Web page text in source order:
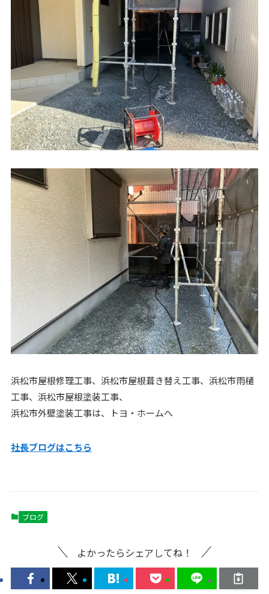
浜松市屋根修理工事、浜松市屋根葺き替え工事、浜松市雨樋
工事、浜松市屋根塗装工事、
浜松市外壁塗装工事は、トヨ・ホームへ
社長ブログはこちら
ブログ
よかったらシェアしてね！